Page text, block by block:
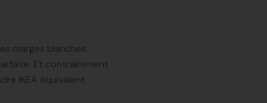
marges blanches
Et contrairement
IKEA équivalent.